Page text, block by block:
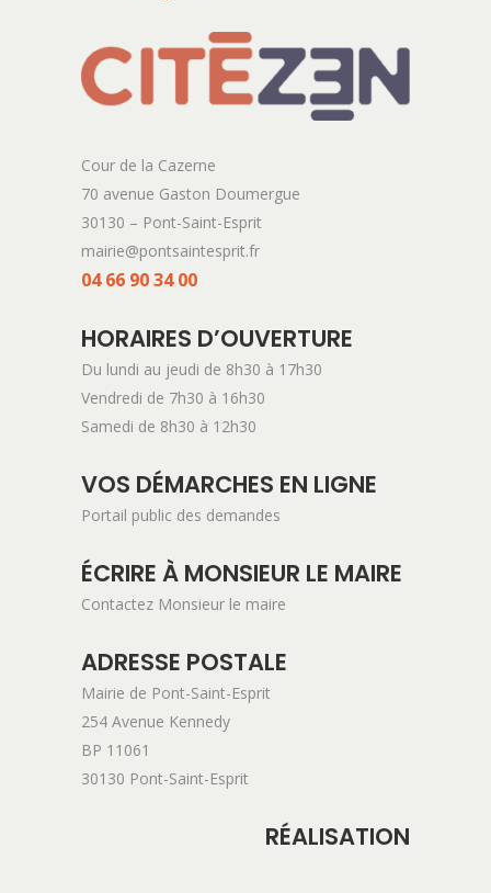
Cour de la Cazerne
70 avenue Gaston Doumergue
30130 – Pont-Saint-Esprit
mairie@pontsaintesprit.fr
04 66 90 34 00
HORAIRES D’OUVERTURE
Du lundi au jeudi de 8h30 à 17h30
Vendredi de 7h30 à 16h30
Samedi de 8h30 à 12h30
VOS DÉMARCHES EN LIGNE
Portail public des demandes
ÉCRIRE À MONSIEUR LE MAIRE
Contactez Monsieur le maire
ADRESSE POSTALE
Mairie de Pont-Saint-Esprit
254 Avenue Kennedy
BP 11061
30130 Pont-Saint-Esprit
RÉALISATION